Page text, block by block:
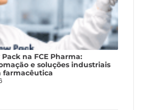
Pack na FCE Pharma:
e soluções industriais
farmacêutica